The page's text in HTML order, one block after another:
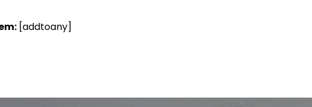
[addtoany]